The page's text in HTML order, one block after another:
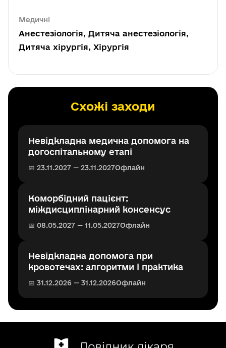
Медичні
Анестезіологія, Дитяча анестезіологія,
Дитяча хірургія, Хірургія
Схожі заходи
Невідкладна медична допомога на
догоспітальному етапі
📅 23.11.2027 — 23.11.2027Офлайн
Коморбідний пацієнт:
міждисциплінарний консенсус
📅 08.05.2027 — 11.05.2027Офлайн
Невідкладна допомога при
кровотечах: алгоритми і практика
📅 31.12.2026 — 31.12.2026Офлайн